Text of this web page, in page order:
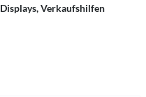
Displays, Verkaufshilfen